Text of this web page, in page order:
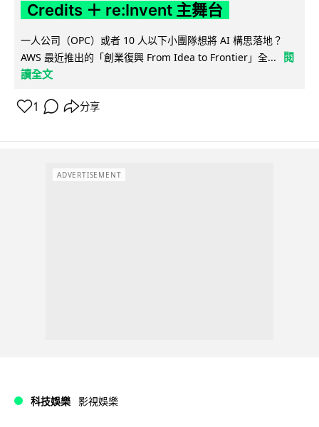
Credits ＋ re:Invent 主舞台
一人公司（OPC）或者 10 人以下小團隊想將 AI 構思落地？
AWS 最近推出的「創業復興 From Idea to Frontier」全...
閱
讀全文
1 分享
ADVERTISEMENT
科技娛樂 影視娛樂